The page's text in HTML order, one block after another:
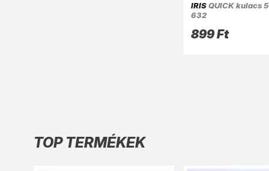
IRISQUICK kulacs
632
899 Ft
TOP TERMÉKEK